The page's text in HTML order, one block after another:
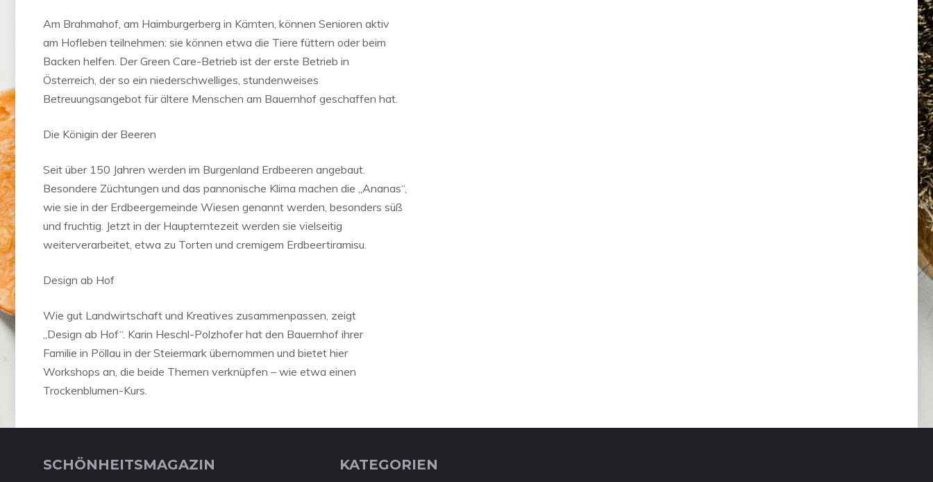
Am Brahmahof, am Haimburgerberg in Kärnten, können Senioren aktiv
am Hofleben teilnehmen: sie können etwa die Tiere füttern oder beim
Backen helfen. Der Green Care-Betrieb ist der erste Betrieb in
Österreich, der so ein niederschwelliges, stundenweises
Betreuungsangebot für ältere Menschen am Bauernhof geschaffen hat.
Die Königin der Beeren
Seit über 150 Jahren werden im Burgenland Erdbeeren angebaut.
Besondere Züchtungen und das pannonische Klima machen die „Ananas“,
wie sie in der Erdbeergemeinde Wiesen genannt werden, besonders süß
und fruchtig. Jetzt in der Haupterntezeit werden sie vielseitig
weiterverarbeitet, etwa zu Torten und cremigem Erdbeertiramisu.
Design ab Hof
Wie gut Landwirtschaft und Kreatives zusammenpassen, zeigt
„Design ab Hof“. Karin Heschl-Polzhofer hat den Bauernhof ihrer
Familie in Pöllau in der Steiermark übernommen und bietet hier
Workshops an, die beide Themen verknüpfen – wie etwa einen
Trockenblumen-Kurs.
SCHÖNHEITSMAGAZIN KATEGORIEN